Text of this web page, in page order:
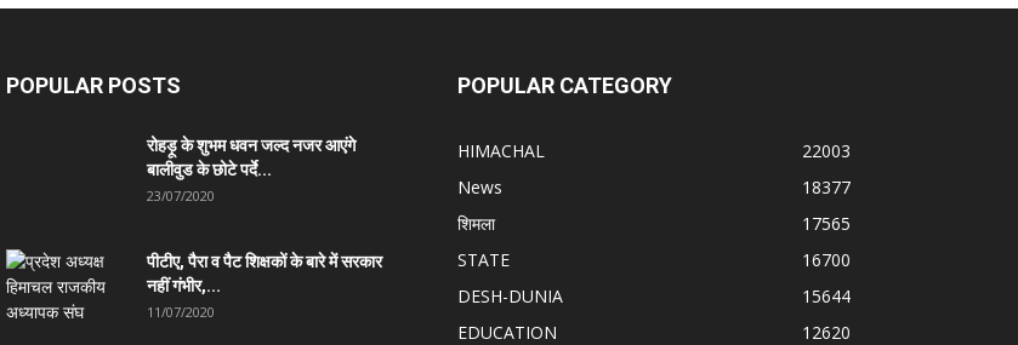
POPULAR POSTS
रोहड़ू के शुभम धवन जल्द नजर आएंगे
बालीवुड के छोटे पर्दे...
23/07/2020
पीटीए, पैरा व पैट शिक्षकों के बारे में सरकार
नहीं गंभीर,...
11/07/2020
POPULAR CATEGORY
HIMACHAL
22003
News
18377
शिमला
17565
STATE
16700
DESH-DUNIA
15644
EDUCATION
12620